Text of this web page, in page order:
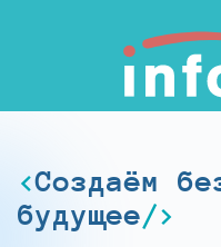
Создаём
будущее